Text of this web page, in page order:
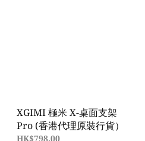
XGIMI 極米 X-桌面支架
Pro (香港代理原裝行貨）
HK$798.00